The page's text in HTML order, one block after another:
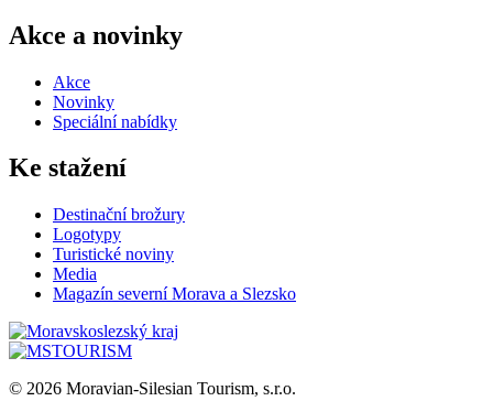
Akce a novinky
Akce
Novinky
Speciální nabídky
Ke stažení
Destinační brožury
Logotypy
Turistické noviny
Media
Magazín severní Morava a Slezsko
© 2026 Moravian-Silesian Tourism, s.r.o.